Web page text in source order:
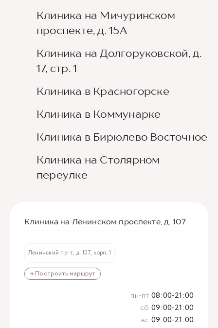
Клиника на Мичуринском
проспекте, д. 15А
Клиника на Долгоруковской, д.
17, стр. 1
Клиника в Красногорске
Клиника в Коммунарке
Клиника в Бирюлево Восточное
Клиника на Столярном
переулке
Клиника на Ленинском проспекте, д. 107
Ленинский пр-т, д. 107, корп. 1
→ Построить маршрут
пн-пт 08:00-21:00
сб 09:00-21:00
вс 09:00-21:00